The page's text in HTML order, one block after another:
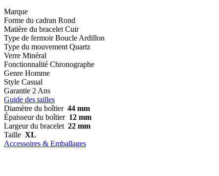
Marque
Forme du cadran Rond
Matière du bracelet Cuir
Type de fermoir Boucle Ardillon
Type du mouvement Quartz
Verre Minéral
Fonctionnalité Chronographe
Genre Homme
Style Casual
Garantie 2 Ans
Guide des tailles
Diamètre du boîtier 44 mm
Épaisseur du boîtier 12 mm
Largeur du bracelet 22 mm
Taille XL
Accessoires & Emballages